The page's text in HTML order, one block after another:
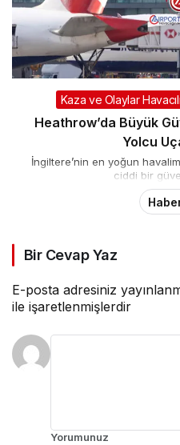
Kaza ve Olaylar
Heathrow’da Büyük
Yolcu
İngiltere’nin en yoğun
ciddi bir
Bir Cevap Yaz
E-posta adresiniz
ile işaretlenmişlerdir
Yorumunuz